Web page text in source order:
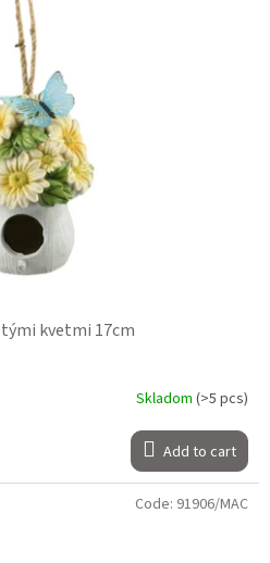
kvetmi 17cm
Skladom (>5 pcs)
Add to cart
Code: 91906/MAC